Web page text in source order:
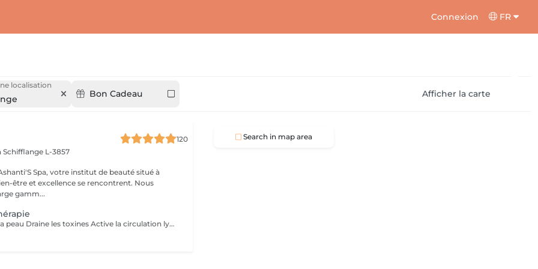
Connexion FR
localisation
Bon Cadeau Afficher la carte
120
Schifflange L-3857
institut de beauté situé à
être et excellence se rencontrent. Nous
gamm...
Lisse l'aspect de la peau Draine les toxines Active la circulation lymphatique Tonifie et redessine les contours du corps
Search in map area